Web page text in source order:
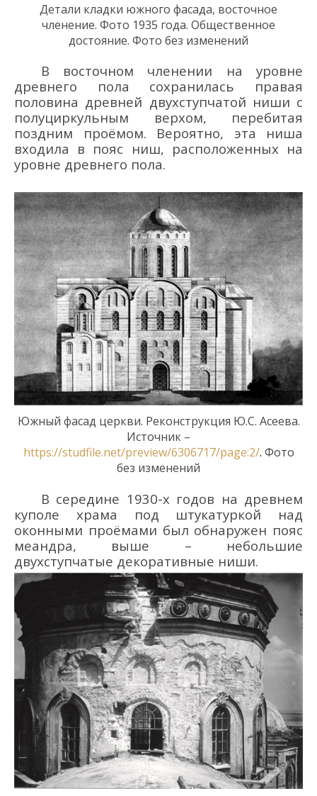
Детали кладки южного фасада, восточное
членение. Фото 1935 года. Общественное
достояние. Фото без изменений
В восточном членении на уровне
древнего пола сохранилась правая
половина древней двухступчатой ниши с
полуциркульным верхом, перебитая
поздним проёмом. Вероятно, эта ниша
входила в пояс ниш, расположенных на
уровне древнего пола.
Южный фасад церкви. Реконструкция Ю.С. Асеева.
Источник –
https://studfile.net/preview/6306717/page:2/. Фото
без изменений
В середине 1930-х годов на древнем
куполе храма под штукатуркой над
оконными проёмами был обнаружен пояс
меандра, выше – небольшие
двухступчатые декоративные ниши.